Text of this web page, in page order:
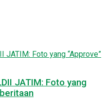
JATIM: Foto yang